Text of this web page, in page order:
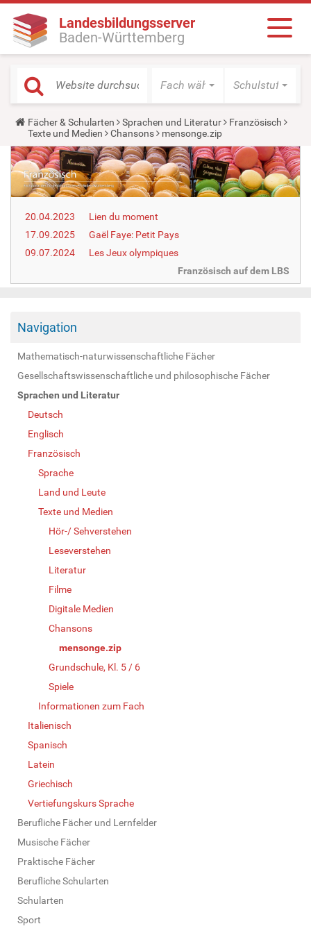
Landesbildungsserver
Baden-Württemberg
Fach wählen Schulstufe
Y
o
u
a
r
e
h
e
e
:
Fächer & Schularten Sprachen und Literatur
Französisch
Texte und Medien
Chansons mensonge.zip
20.04.2023
Lien du moment
17.09.2025
Gaël Faye: Petit Pays
09.07.2024
Les Jeux olympiques
Französisch auf dem LBS
Navigation
Mathematisch-naturwissenschaftliche Fächer
Gesellschaftswissenschaftliche und philosophische Fächer
Sprachen und Literatur
Deutsch
Englisch
Französisch
Sprache
Land und Leute
Texte und Medien
Hör-/ Sehverstehen
Leseverstehen
Literatur
Filme
Digitale Medien
Chansons
mensonge.zip
Grundschule, Kl. 5 / 6
Spiele
Informationen zum Fach
Italienisch
Spanisch
Latein
Griechisch
Vertiefungskurs Sprache
Berufliche Fächer und Lernfelder
Musische Fächer
Praktische Fächer
Berufliche Schularten
Schularten
Sport